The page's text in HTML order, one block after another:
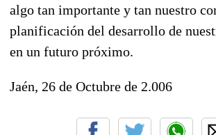
algo tan importante y tan nuestro
planificación del desarrollo de
en un futuro próximo.
Jaén, 26 de Octubre de 2.006